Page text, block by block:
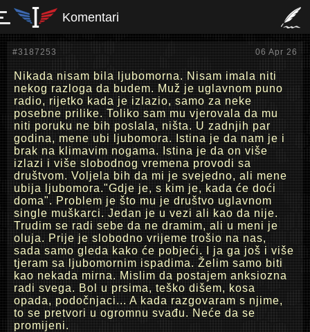
Komentari
#3187253 06 Apr 26
Nikada nisam bila ljubomorna. Nisam imala niti
nekog razloga da budem. Muž je uglavnom puno
radio, rijetko kada je izlazio, samo za neke
posebne prilike. Toliko sam mu vjerovala da mu
niti poruku ne bih poslala, ništa. U zadnjih par
godina, mene ubi ljubomora. Istina je da nam je i
brak na klimavim nogama. Istina je da on više
izlazi i više slobodnog vremena provodi sa
društvom. Voljela bih da mi je svejedno, ali mene
ubija ljubomora."Gdje je, s kim je, kada će doći
doma". Problem je što mu je društvo uglavnom
single muškarci. Jedan je u vezi ali kao da nije.
Trudim se radi sebe da ne dramim, ali u meni je
oluja. Prije je slobodno vrijeme trošio na nas,
sada samo gleda kako će pobjeći. I ja ga još i više
tjeram sa ljubomornim ispadima. Želim samo biti
kao nekada mirna. Mislim da postajem anksiozna
radi svega. Bol u prsima, teško dišem, kosa
opada, podočnjaci... A kada razgovaram s njime,
to se pretvori u ogromnu svađu. Neće da se
promijeni.